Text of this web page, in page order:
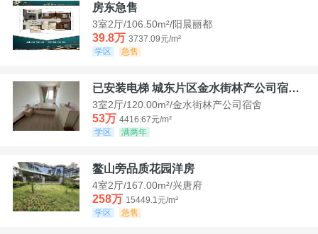
房东急售
3室2厅/106.50m²/阳晨丽都
39.8万 3737.09元/m²
学区
急售
已安装电梯 城东片区金水街林产公司宿舍套三可看江景
3室2厅/120.00m²/金水街林产公司宿舍
53万 4416.67元/m²
学区
满两年
鳌山旁品质花园洋房
4室2厅/167.00m²/兴唐府
258万 15449.1元/m²
学区
急售